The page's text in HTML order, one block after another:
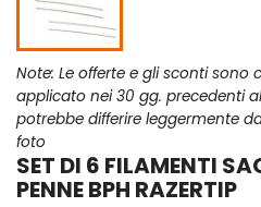
Note: Le offerte e gli sconti sono
applicato nei 30 gg. precedenti
potrebbe differire leggermente
foto
SET DI 6 FILAMENTI
PENNE BPH RAZERTIP